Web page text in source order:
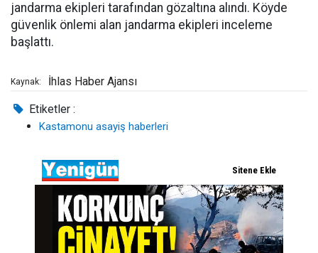
jandarma ekipleri tarafından gözaltına alındı. Köyde
güvenlik önlemi alan jandarma ekipleri inceleme
başlattı.
Kaynak: İhlas Haber Ajansı
Etiketler :
Kastamonu asayiş haberleri